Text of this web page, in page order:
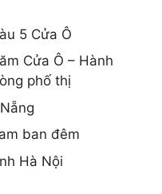
5 Cửa Ô
Cửa Ô – Hành
phố thị
ban đêm
Hà Nội